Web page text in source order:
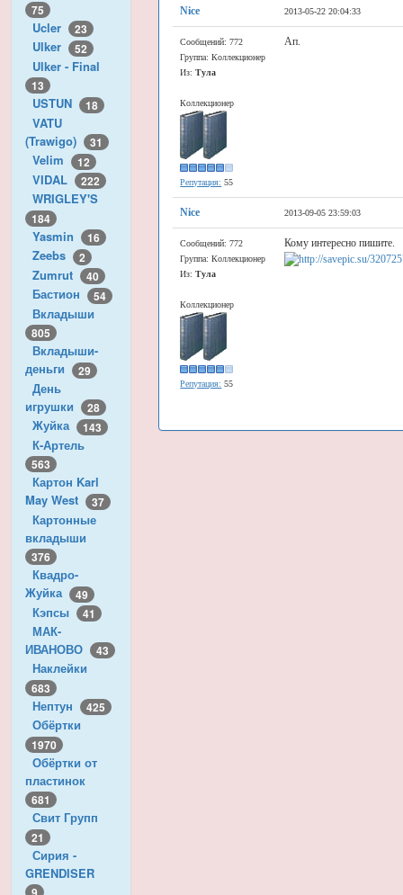
75
Ucler 23
Ulker 52
Ulker - Final
13
USTUN 18
VATU
(Trawigo)
31
Velim 12
VIDAL 222
WRIGLEY'S
184
Yasmin 16
Zeebs 2
Zumrut 40
Бастион 54
Вкладыши
805
Вкладыши-
деньги
29
День
игрушки
28
Жуйка 143
К-Артель
563
Картон Karl
May West
37
Картонные
вкладыши
376
Квадро-
Жуйка
49
Кэпсы 41
МАК-
ИВАНОВО
43
Наклейки
683
Нептун 425
Обёртки
1970
Обёртки от
пластинок
681
Свит Групп
21
Сирия -
GRENDISER
Nice 2013-05-22 20:04:33
Сообщений: 772
Группа: Коллекционер
Из:Тула
Коллекционер
Репутация: 55
Ап.
Nice 2013-09-05 23:59:03
Сообщений: 772
Группа: Коллекционер
Из:Тула
Коллекционер
Репутация: 55
Кому интересно пишите.